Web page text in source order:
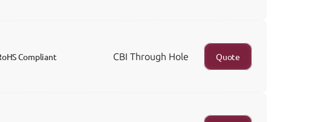
Compliant CBI Through Hole Quote